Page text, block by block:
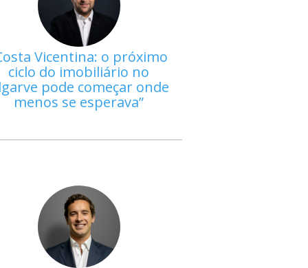
Vicentina: o próximo
ciclo do imobiliário no
pode começar onde
menos se esperava